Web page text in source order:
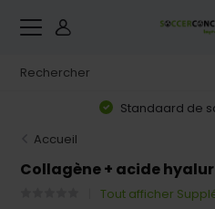
Standaard de
Accueil
Collagène + acide
Tout afficher